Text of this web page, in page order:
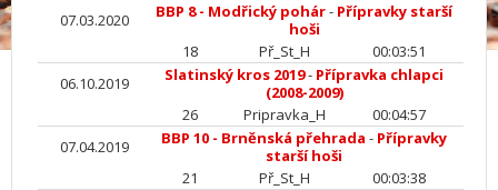
07.03.2020
BBP 8 - Modřický pohár- Přípravky starší
hoši
18
Př_St_H
00:03:51
06.10.2019
Slatinský kros 2019- Přípravka chlapci
(2008-2009)
26
Pripravka_H
00:04:57
07.04.2019
BBP 10 - Brněnská přehrada - Přípravky
starší hoši
21
Př_St_H
00:03:38